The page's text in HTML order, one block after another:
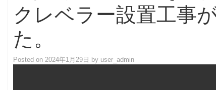
クレベラー設置工事
た。
Posted on 2024年1月29日 by user_admin